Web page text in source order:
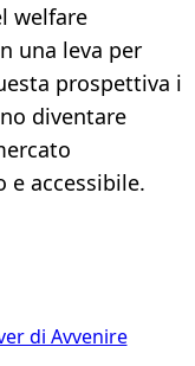
welfare
una leva per
prospettiva i
diventare
e accessibile.
di Avvenire